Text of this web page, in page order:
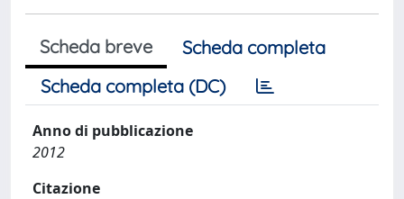
Scheda breve
Scheda completa
Scheda completa (DC)
Anno di pubblicazione
2012
Citazione